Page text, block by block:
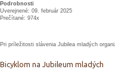
Podrobnosti
Uverejnené: 09. február 2025
Prečítané: 974x
Pri príležitosti slávenia Jubilea mladých
Bicyklom na Jubileum mladých